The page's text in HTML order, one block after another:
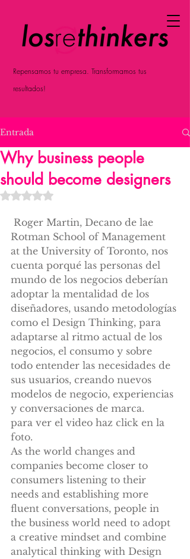
Repensamos tu empresa. Transformamos tus
resultados!
Entrada
Why business people
should become designers
Obtuvo NaN de 5 estrellas.
Rotman School of Management
at the University of Toronto, nos
cuenta porqué las personas del
mundo de los negocios deberían
adoptar la mentalidad de los
diseñadores, usando metodologías
como el Design Thinking, para
adaptarse al ritmo actual de los
negocios, el consumo y sobre
todo entender las necesidades de
sus usuarios, creando nuevos
modelos de negocio, experiencias
y conversaciones de marca.
para ver el video haz click en la
foto.
As the world changes and
companies become closer to
consumers listening to their
needs and establishing more
fluent conversations, people in
the business world need to adopt
a creative mindset and combine
analytical thinking with Design